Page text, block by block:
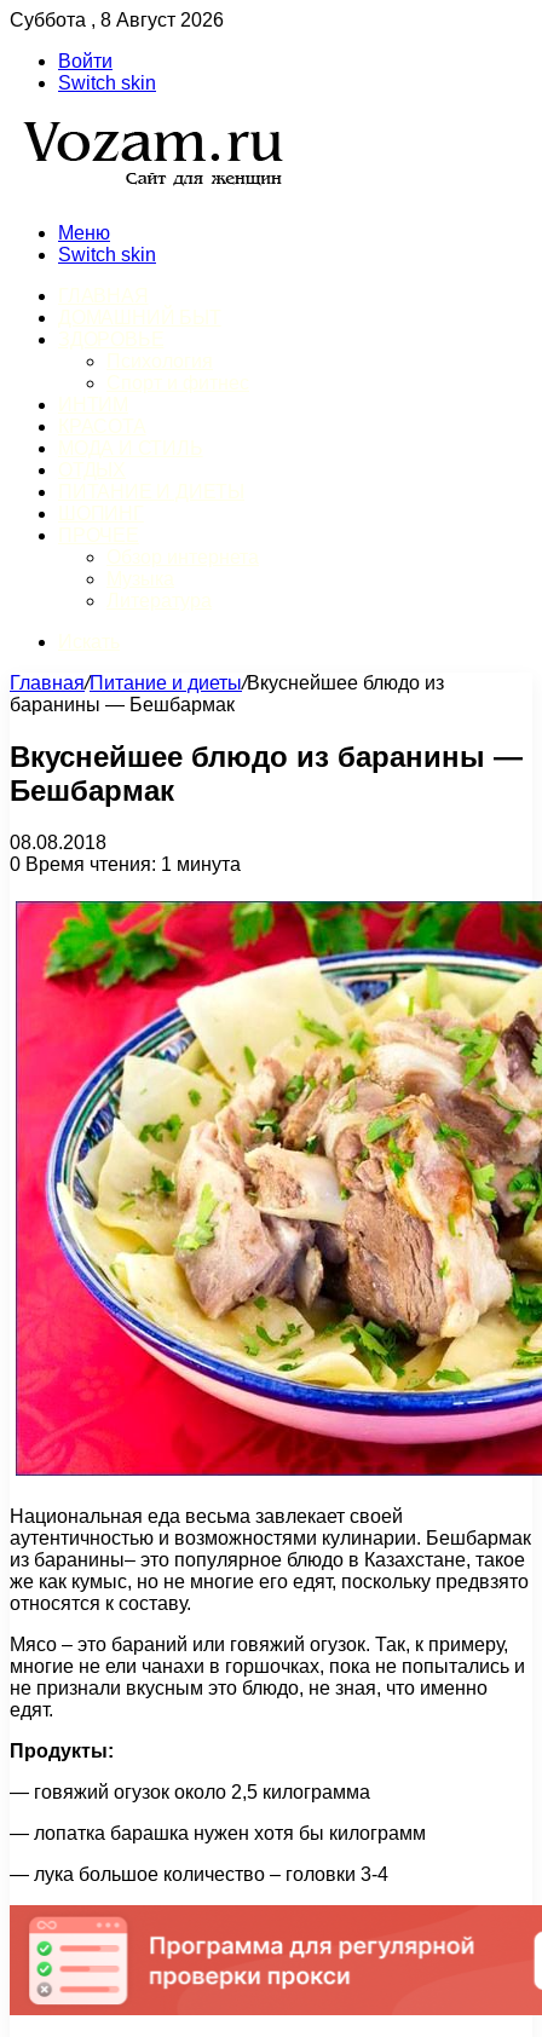
Суббота , 8 Август 2026
Войти
Switch skin
Меню
Switch skin
Главная/Питание и диеты/Вкуснейшее блюдо из
баранины — Бешбармак
Вкуснейшее блюдо из баранины —
Бешбармак
08.08.2018
0 Время чтения: 1 минута
Национальная еда весьма завлекает своей
аутентичностью и возможностями кулинарии. Бешбармак
из баранины– это популярное блюдо в Казахстане, такое
же как кумыс, но не многие его едят, поскольку предвзято
относятся к составу.
Мясо – это бараний или говяжий огузок. Так, к примеру,
многие не ели чанахи в горшочках, пока не попытались и
не признали вкусным это блюдо, не зная, что именно
едят.
Продукты:
— говяжий огузок около 2,5 килограмма
— лопатка барашка нужен хотя бы килограмм
— лука большое количество – головки 3-4